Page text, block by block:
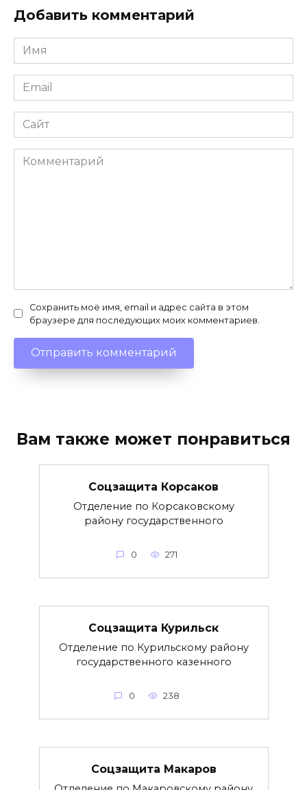
Добавить комментарий
Имя
*
Email
*
Сайт
Комментарий
Сохранить моё имя, email и адрес сайта в этом
браузере для последующих моих комментариев.
Вам также может понравиться
Соцзащита Корсаков
Отделение по Корсаковскому
району государственного
0 271
Соцзащита Курильск
Отделение по Курильскому району
государственного казенного
0 238
Соцзащита Макаров